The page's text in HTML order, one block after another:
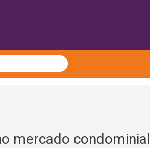
mercado condominial